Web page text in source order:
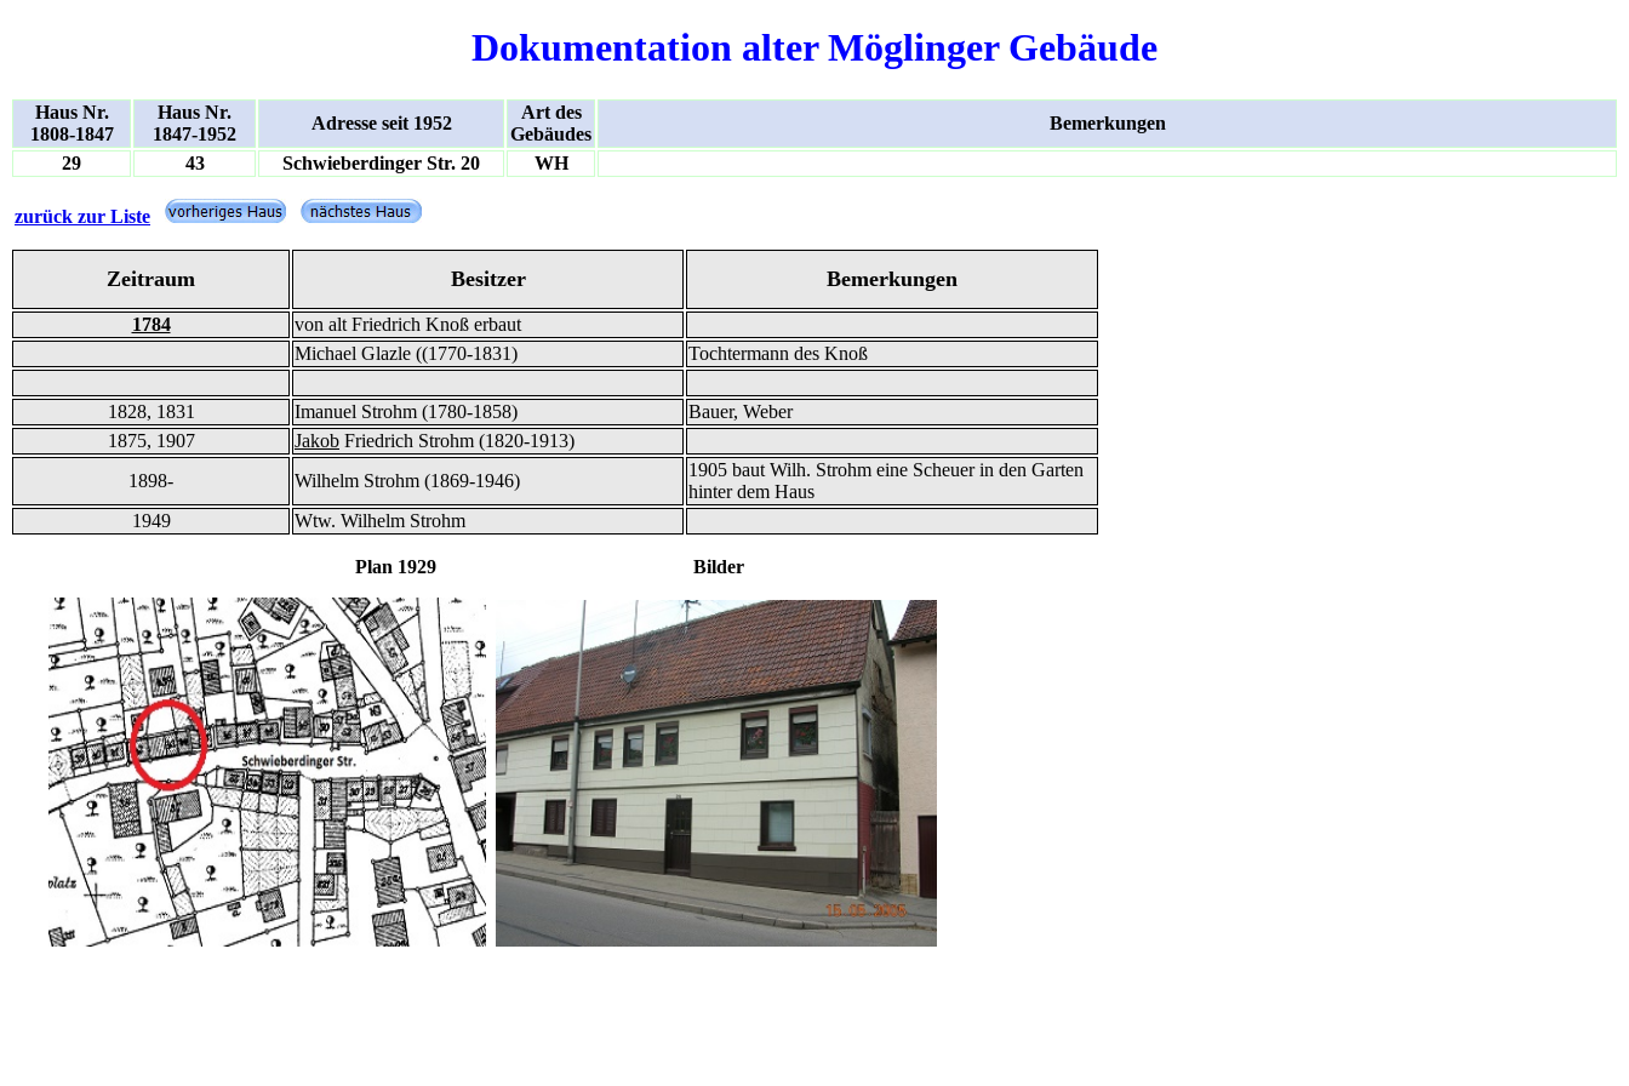
Dokumentation alter Möglinger Gebäude
Haus Nr.
1808-1847
Haus Nr.
1847-1952
Adresse seit 1952
Art des
Gebäudes
Bemerkungen
29
43 Schwieberdinger Str. 20 WH
zurück zur Liste
Zeitraum Besitzer Bemerkungen
1784
von alt Friedrich Knoß erbaut
Michael Glazle ((1770-1831)
Tochtermann des Knoß
1828, 1831 Imanuel Strohm (1780-1858)
Bauer, Weber
1875, 1907
Jakob Friedrich Strohm (1820-1913)
1898-
Wilhelm Strohm (1869-1946)
1905 baut Wilh. Strohm eine Scheuer in den Garten
hinter dem Haus
1949
Wtw. Wilhelm Strohm
Plan 1929 Bilder